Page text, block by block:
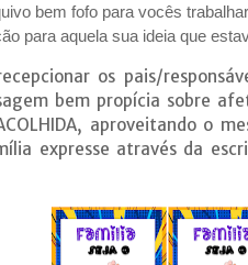
bem fofo para vocês
para aquela sua ideia que
os pais/
bem propícia sobre
aproveitando o
expresse através da